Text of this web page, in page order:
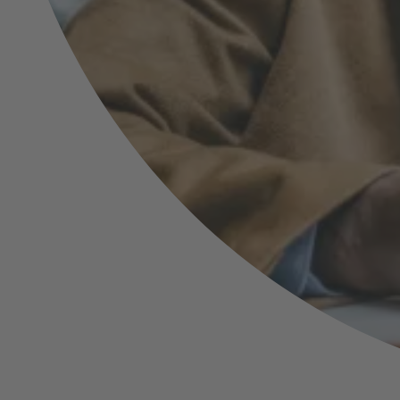
Altersteilzeit: Möglichkeiten
Herausforderungen